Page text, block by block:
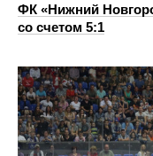
ФК «Нижний
со счетом 5:1